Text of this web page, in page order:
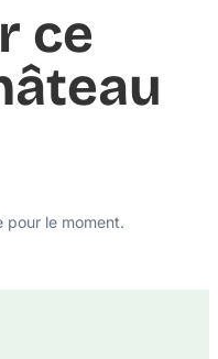
ce
pour le moment.